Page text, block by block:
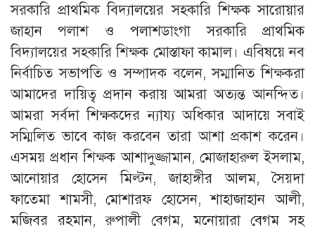
সরকারি প্রাথমিক বিদ্যালয়ের সহকারি শিক্ষক সারোয়ার
জাহান পলাশ ও পলাশডাংগা সরকারি প্রাথমিক
বিদ্যালয়ের সহকারি শিক্ষক মোস্তাফা কামাল। এবিষয়ে নব
নির্বাচিত সভাপতি ও সম্পাদক বলেন, সম্মানিত শিক্ষকরা
আমাদের দায়িত্ব প্রদান করায় আমরা অত্যন্ত আনন্দিত।
আমরা সর্বদা শিক্ষকদের ন্যায্য অধিকার আদায়ে সবাই
সম্মিলিত ভাবে কাজ করবেন তারা আশা প্রকাশ করেন।
এসময় প্রধান শিক্ষক আশাদুজ্জামান, মোজাহারুল ইসলাম,
আনোয়ার হোসেন মিল্টন, জাহাঙ্গীর আলম, সৈয়দা
ফাতেমা শামসী, মোশারফ হোসেন, শাহাজাহান আলী,
মজিবর রহমান, রুপালী বেগম, মনোয়ারা বেগম সহ